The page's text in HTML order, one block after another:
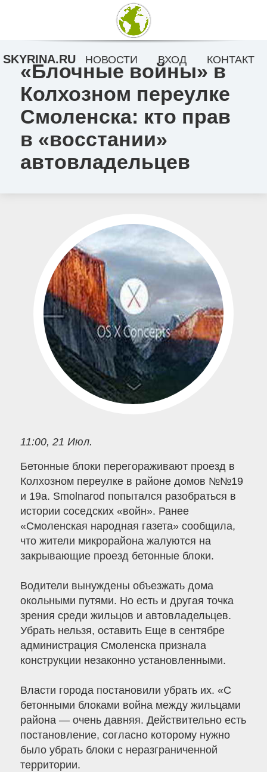
«Блочные войны» в
Колхозном переулке
Смоленска: кто прав
в «восстании»
автовладельцев
11:00, 21 Июл.
Бетонные блоки перегораживают проезд в
Колхозном переулке в районе домов №№19
и 19а. Smolnarod попытался разобраться в
истории соседских «войн». Ранее
«Смоленская народная газета» сообщила,
что жители микрорайона жалуются на
закрывающие проезд бетонные блоки.
Водители вынуждены объезжать дома
окольными путями. Но есть и другая точка
зрения среди жильцов и автовладельцев.
Убрать нельзя, оставить Еще в сентябре
администрация Смоленска признала
конструкции незаконно установленными.
Власти города постановили убрать их. «С
бетонными блоками война между жильцами
района — очень давняя. Действительно есть
постановление, согласно которому нужно
было убрать блоки с неразграниченной
территории.
SKYRINA.RU НОВОСТИ ВХОД КОНТАКТ